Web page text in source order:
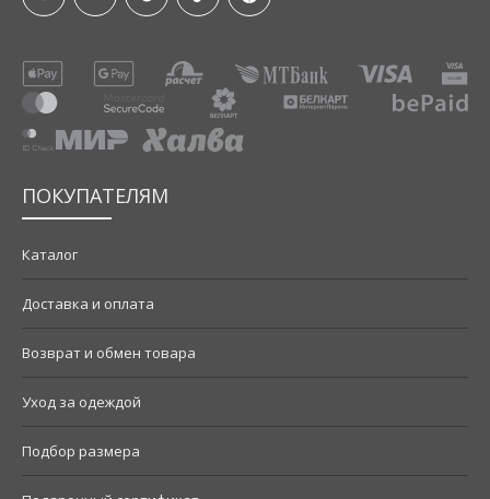
ПОКУПАТЕЛЯМ
Каталог
Доставка и оплата
Возврат и обмен товара
Уход за одеждой
Подбор размера